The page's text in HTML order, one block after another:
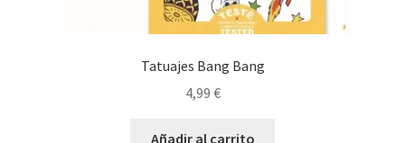
Tatuajes Bang Bang
4,99 €
Añadir al carrito